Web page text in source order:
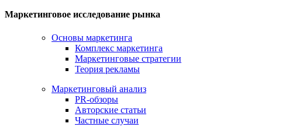
Маркетинговое исследование рынка
Основы маркетинга
Комплекс маркетинга
Маркетинговые стратегии
Теория рекламы
Маркетинговый анализ
PR-обзоры
Авторские статьи
Частные случаи